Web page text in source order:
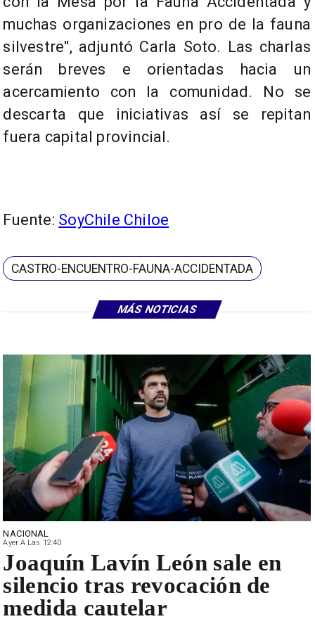
MÁS NOTICIAS
muchas organizaciones en pro de la fauna
silvestre", adjuntó Carla Soto. Las charlas
serán breves e orientadas hacia un
acercamiento con la comunidad. No se
descarta que iniciativas así se repitan
fuera capital provincial.
Fuente: SoyChile Chiloe
CASTRO-ENCUENTRO-FAUNA-ACCIDENTADA
NACIONAL
Ayer A Las 12:40
Joaquín Lavín León sale en
silencio tras revocación de
medida cautelar